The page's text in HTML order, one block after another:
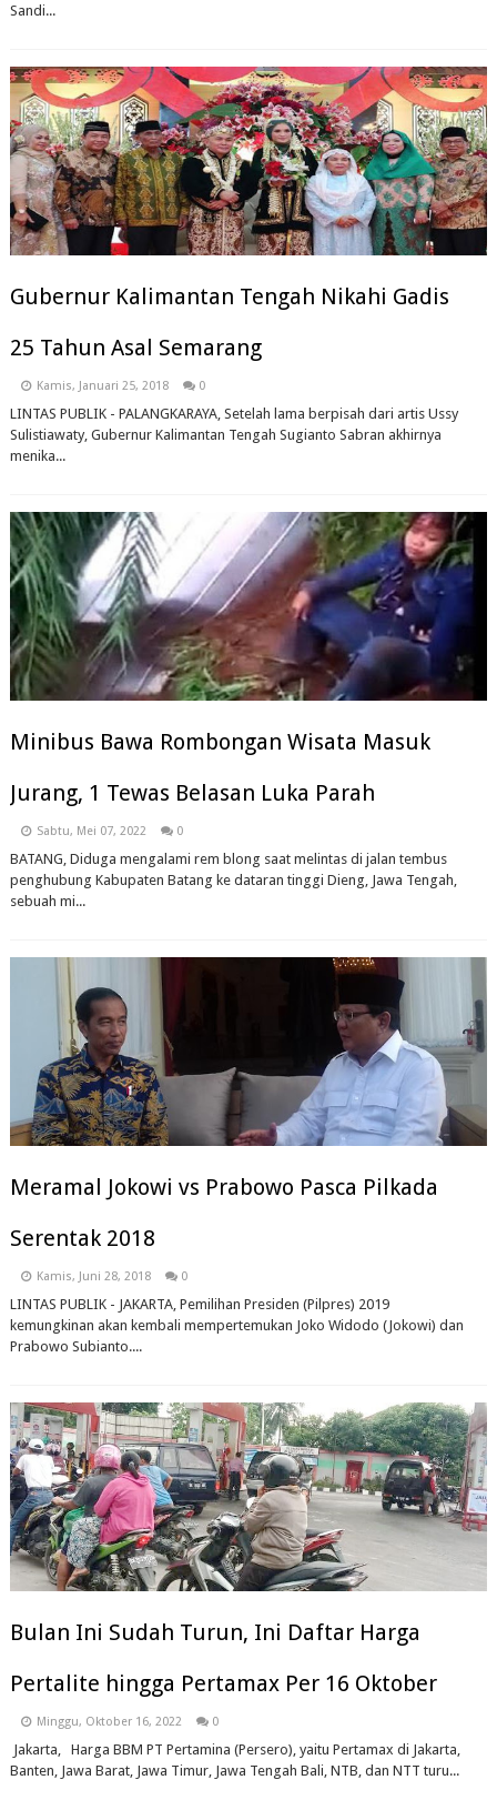
Sandi...
Gubernur Kalimantan Tengah Nikahi Gadis
25 Tahun Asal Semarang
Kamis, Januari 25, 2018 0
LINTAS PUBLIK - PALANGKARAYA, Setelah lama berpisah dari artis Ussy
Sulistiawaty, Gubernur Kalimantan Tengah Sugianto Sabran akhirnya
menika...
Minibus Bawa Rombongan Wisata Masuk
Jurang, 1 Tewas Belasan Luka Parah
Sabtu, Mei 07, 2022 0
BATANG, Diduga mengalami rem blong saat melintas di jalan tembus
penghubung Kabupaten Batang ke dataran tinggi Dieng, Jawa Tengah,
sebuah mi...
Meramal Jokowi vs Prabowo Pasca Pilkada
Serentak 2018
Kamis, Juni 28, 2018 0
LINTAS PUBLIK - JAKARTA, Pemilihan Presiden (Pilpres) 2019
kemungkinan akan kembali mempertemukan Joko Widodo (Jokowi) dan
Prabowo Subianto....
Bulan Ini Sudah Turun, Ini Daftar Harga
Pertalite hingga Pertamax Per 16 Oktober
Minggu, Oktober 16, 2022 0
Jakarta, Harga BBM PT Pertamina (Persero), yaitu Pertamax di Jakarta,
Banten, Jawa Barat, Jawa Timur, Jawa Tengah Bali, NTB, dan NTT turu...